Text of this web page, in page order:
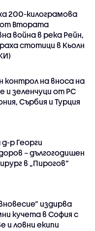
200-килограмова
Втората
война в река Рейн,
стотици в Кьолн
контрол на вноса на
и зеленчуци от РС
Сърбия и Турция
р Георги
– дългогодишен
в „Пирогов“
издирва
кучета в София с
и ловни екипи